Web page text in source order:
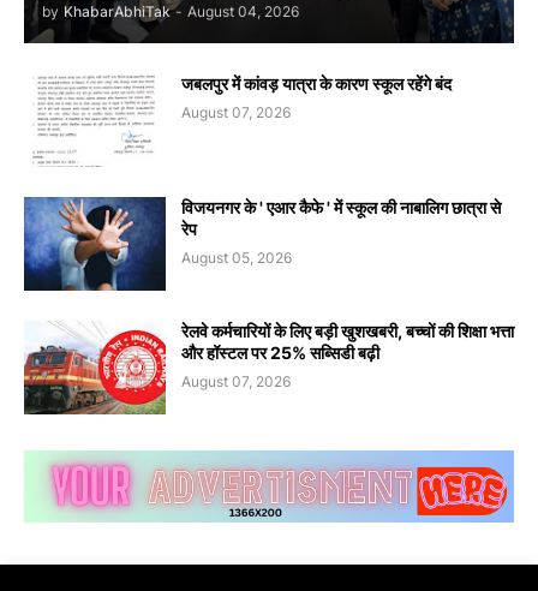
by KhabarAbhiTak - August 04, 2026
जबलपुर में कांवड़ यात्रा के कारण स्कूल रहेंगे बंद
August 07, 2026
विजयनगर के ' एआर कैफे ' में स्कूल की नाबालिग छात्रा से
रेप
August 05, 2026
रेलवे कर्मचारियों के लिए बड़ी खुशखबरी, बच्चों की शिक्षा भत्ता
और हॉस्टल पर 25% सब्सिडी बढ़ी
August 07, 2026